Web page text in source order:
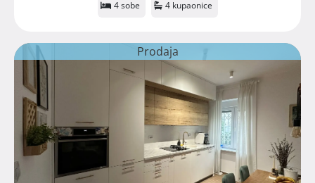
4 sobe 4 kupaonice
Prodaja